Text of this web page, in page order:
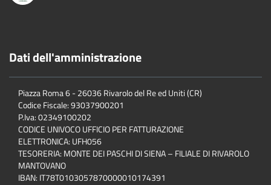
Dati dell'amministrazione
Piazza Roma 6 - 26036 Rivarolo del Re ed Uniti (CR)
Codice Fiscale: 93037900201
P.Iva: 02349100202
CODICE UNIVOCO UFFICIO PER FATTURAZIONE
ELETTRONICA: UFH056
TESORERIA: MONTE DEI PASCHI DI SIENA – FILIALE DI RIVAROLO
MANTOVANO
IBAN: IT78T0103057870000010174391